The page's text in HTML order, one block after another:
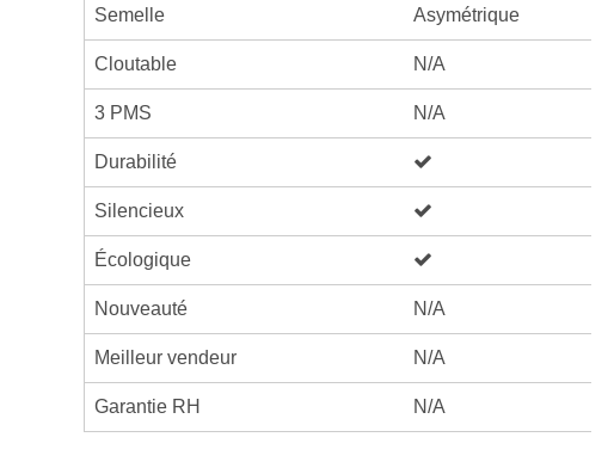
Semelle Asymétrique
Cloutable N/A
3 PMS N/A
Durabilité
Silencieux
Écologique
Nouveauté N/A
Meilleur vendeur N/A
Garantie RH N/A